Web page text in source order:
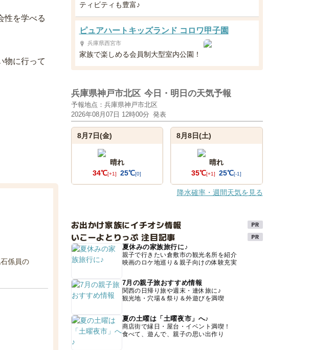
性を学べる
物に行って
係員の
ティビティも豊富♪
ピュアハートキッズランド コロワ甲子園
兵庫県西宮市
家族で楽しめる会員制大型室内公園！
兵庫県神戸市北区 今日・明日の天気予報
予報地点：兵庫県神戸市北区
2026年08月07日 12時00分 発表
8月7日(金)
晴れ
34℃[+1] 25℃[0]
8月8日(土)
晴れ
35℃[+1] 25℃[-1]
降水確率・週間天気を見る
お出かけ家族にイチオシ情報
いこーよとりっぷ 注目記事
夏休みの家族旅行に♪
親子で行きたい倉敷市の観光名所を紹介
映画のロケ地巡り＆親子向けの体験充実
7月の親子旅おすすめ情報
関西の日帰り旅や週末・連休旅に♪
観光地・穴場＆祭り＆外遊びを満喫
夏の土曜は「土曜夜市」へ♪
商店街で縁日・屋台・イベント満喫！
食べて、遊んで、親子の思い出作り